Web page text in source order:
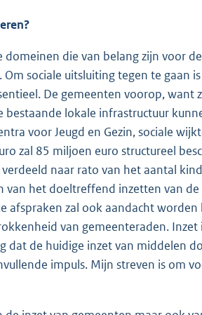
die van belang zijn voor
sociale uitsluiting tegen te gaan
De gemeenten voorop,
lokale infrastructuur
voor Jeugd en Gezin, sociale
zal 85 miljoen euro structureel
naar rato van het aantal
van het doeltreffend inzetten van
afspraken zal ook aandacht
van gemeenteraden. Inzet
dat de huidige inzet van middelen
impuls. Mijn streven is om